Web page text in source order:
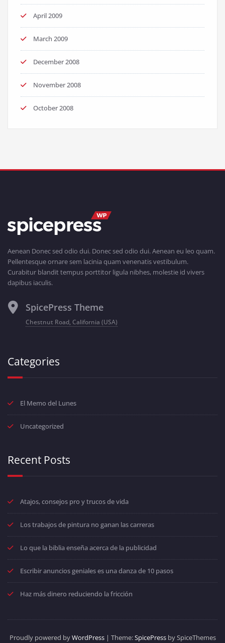
April 2009
March 2009
December 2008
November 2008
October 2008
Aenean Donec sed odio dui. Donec sed odio dui. Aenean eu leo quam.
Pellentesque ornare sem lacinia quam venenatis vestibulum.
Curabitur blandit tempus porttitor ligula nibhes, molestie id vivers
dapibus iaculis.
SpicePress Theme
Chestnut Road, California (USA)
Categories
El Memo del Lunes
Uncategorized
Recent Posts
Atajos, consejos pro y trucos de vida
Los trabajos de pintura no ganan las carreras
Lo que la biblia enseña acerca de la publicidad
Escribir anuncios geniales es una danza de 10 pasos
Haz más dinero reduciendo la fricción
Proudly powered byWordPress| Theme:SpicePressby SpiceThemes